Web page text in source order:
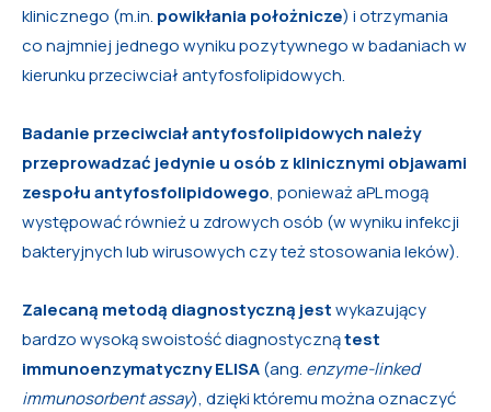
klinicznego (m.in. powikłania położnicze) i otrzymania
co najmniej jednego wyniku pozytywnego w badaniach w
kierunku przeciwciał antyfosfolipidowych.
Badanie przeciwciał antyfosfolipidowych należy
przeprowadzać jedynie u osób z klinicznymi objawami
zespołu antyfosfolipidowego, ponieważ aPL mogą
występować również u zdrowych osób (w wyniku infekcji
bakteryjnych lub wirusowych czy też stosowania leków).
Zalecaną metodą diagnostyczną jestwykazujący
bardzo wysoką swoistość diagnostycznątest
immunoenzymatyczny ELISA(ang. enzyme-linked
immunosorbent assay), dzięki któremu można oznaczyć